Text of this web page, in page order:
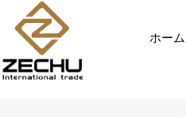
ホーム